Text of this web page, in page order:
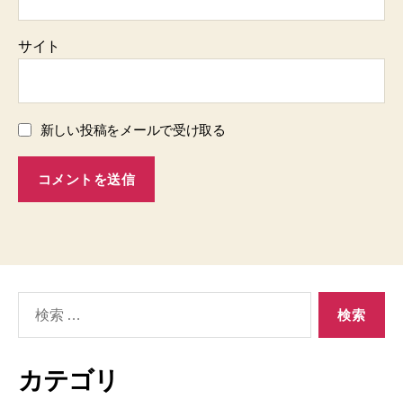
サイト
新しい投稿をメールで受け取る
象:
カテゴリ